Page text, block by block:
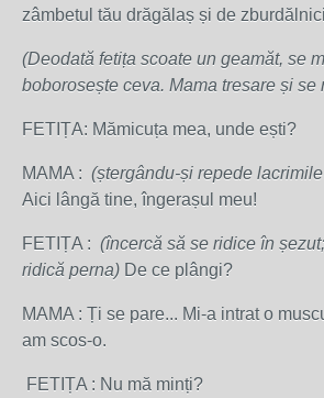
zâmbetul tău drăgălaș și de
(Deodată fetița scoate un geamăt, se
boborosește ceva. Mama tresare și se
FETIȚA: Mămicuța mea, unde ești?
MAMA : (ștergându-și repede
Aici lângă tine, îngerașul meu!
FETIȚA : (încercă să se ridice în
ridică perna) De ce plângi?
MAMA : Ți se pare... Mi-a intrat o
am scos-o.
FETIȚA : Nu mă minți?